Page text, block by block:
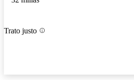
Trato justo